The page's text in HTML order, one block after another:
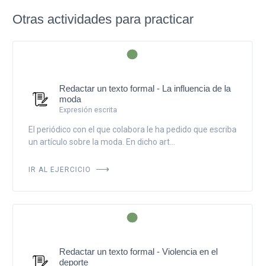
Otras actividades para practicar
Redactar un texto formal - La influencia de la
moda
Expresión escrita
El periódico con el que colabora le ha pedido que escriba
un artículo sobre la moda. En dicho art...
IR AL EJERCICIO
Redactar un texto formal - Violencia en el
deporte